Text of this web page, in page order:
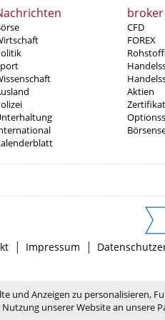
broker
CFD
FOREX
Aktien
| Impressum |
und Anzeigen zu personalisieren,
unserer Website an unsere